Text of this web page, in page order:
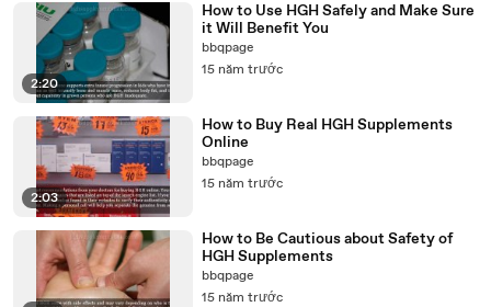
2:20
How to Use HGH Safely and Make Sure
it Will Benefit You
bbqpage
15 năm trước
2:03
How to Buy Real HGH Supplements
Online
bbqpage
15 năm trước
How to Be Cautious about Safety of
HGH Supplements
bbqpage
15 năm trước